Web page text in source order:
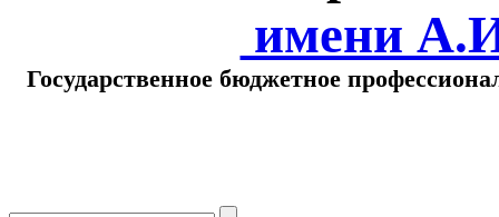
имени
Государственное бюджетное